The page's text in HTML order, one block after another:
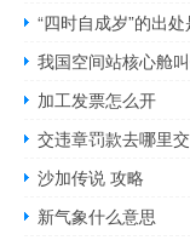
“四时自成岁”的出处
加工发票怎么开
交违章罚款去哪里交
沙加传说 攻略
新气象什么意思